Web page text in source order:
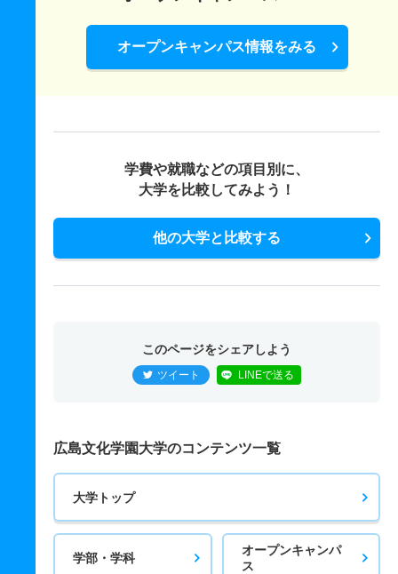
オープンキャンパス情報をみる
学費や就職などの項目別に、
大学を比較してみよう！
他の大学と比較する
このページをシェアしよう
ツイート LINEで送る
広島文化学園大学のコンテンツ一覧
大学トップ
学部・学科
オープンキャンパ
ス